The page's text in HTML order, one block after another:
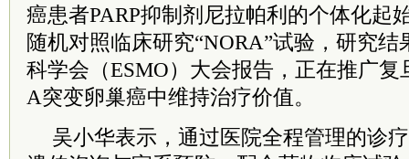
癌患者PARP抑制剂尼拉帕利的个体化起
随机对照临床研究“NORA”试验，研究
科学会（ESMO）大会报告，正在推广复
A突变卵巢癌中维持治疗价值。
吴小华表示，通过医院全程管理的诊